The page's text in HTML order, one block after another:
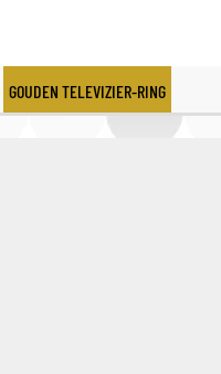
GOUDEN TELEVIZIER-RING